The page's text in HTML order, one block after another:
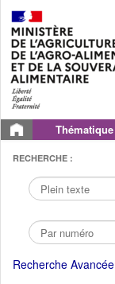
Thématique
RECHERCHE :
Recherche Avancée